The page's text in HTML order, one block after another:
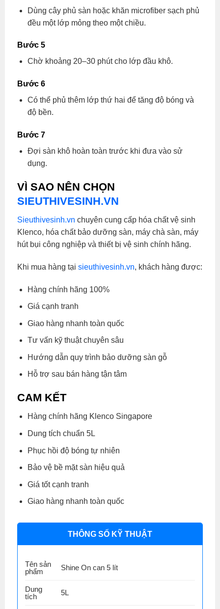
Dùng cây phủ sàn hoặc khăn microfiber sạch phủ
đều một lớp mỏng theo một chiều.
Bước 5
Chờ khoảng 20–30 phút cho lớp đầu khô.
Bước 6
Có thể phủ thêm lớp thứ hai để tăng độ bóng và
độ bền.
Bước 7
Đợi sàn khô hoàn toàn trước khi đưa vào sử
dụng.
VÌ SAO NÊN CHỌN
SIEUTHIVESINH.VN
Sieuthivesinh.vn chuyên cung cấp hóa chất vệ sinh
Klenco, hóa chất bảo dưỡng sàn, máy chà sàn, máy
hút bụi công nghiệp và thiết bị vệ sinh chính hãng.
Khi mua hàng tại sieuthivesinh.vn, khách hàng được:
Hàng chính hãng 100%
Giá cạnh tranh
Giao hàng nhanh toàn quốc
Tư vấn kỹ thuật chuyên sâu
Hướng dẫn quy trình bảo dưỡng sàn gỗ
Hỗ trợ sau bán hàng tận tâm
CAM KẾT
Hàng chính hãng Klenco Singapore
Dung tích chuẩn 5L
Phục hồi độ bóng tự nhiên
Bảo vệ bề mặt sàn hiệu quả
Giá tốt cạnh tranh
Giao hàng nhanh toàn quốc
THÔNG SỐ KỸ THUẬT
Tên sản
phẩm
Shine On can 5 lít
Dung
tích
5L